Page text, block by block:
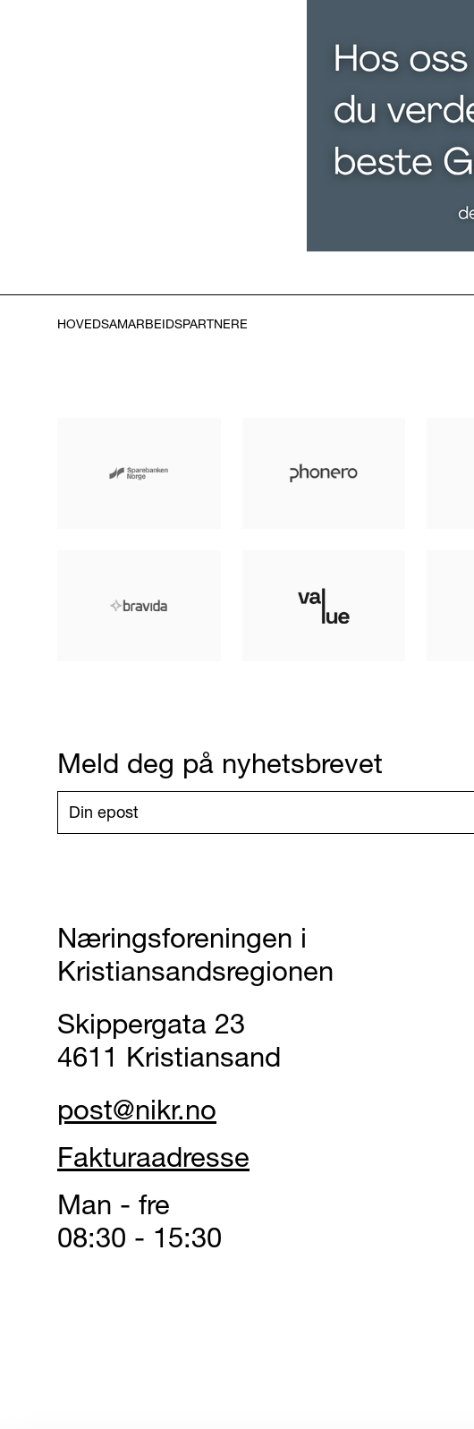
HOVEDSAMARBEIDSPARTNERE
Meld deg på nyhetsbrevet
Næringsforeningen i
Kristiansandsregionen
Skippergata 23
4611 Kristiansand
post@nikr.no
Fakturaadresse
Man - fre
08:30 - 15:30